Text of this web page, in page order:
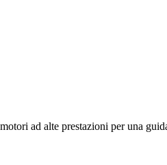
ad alte prestazioni per una